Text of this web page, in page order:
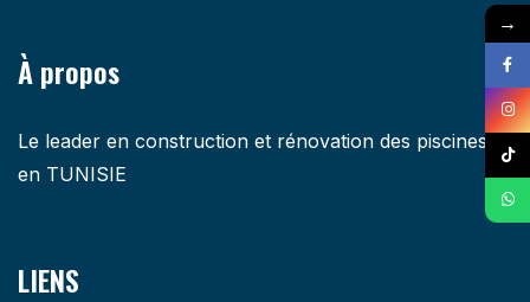
À propos
Le leader en construction et rénovation des piscines
en TUNISIE
LIENS
→